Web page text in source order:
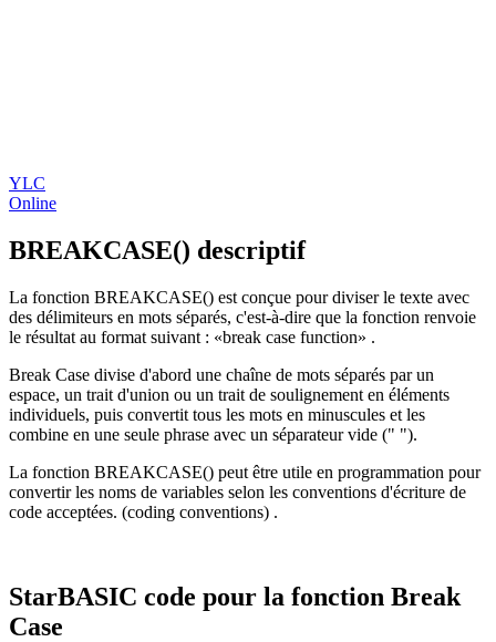
YLC
Online
BREAKCASE() descriptif
La fonction BREAKCASE() est conçue pour diviser le texte avec
des délimiteurs en mots séparés, c'est-à-dire que la fonction renvoie
le résultat au format suivant : «break case function» .
Break Case divise d'abord une chaîne de mots séparés par un
espace, un trait d'union ou un trait de soulignement en éléments
individuels, puis convertit tous les mots en minuscules et les
combine en une seule phrase avec un séparateur vide (" ").
La fonction BREAKCASE() peut être utile en programmation pour
convertir les noms de variables selon les conventions d'écriture de
code acceptées. (coding conventions) .
StarBASIC code pour la fonction Break
Case